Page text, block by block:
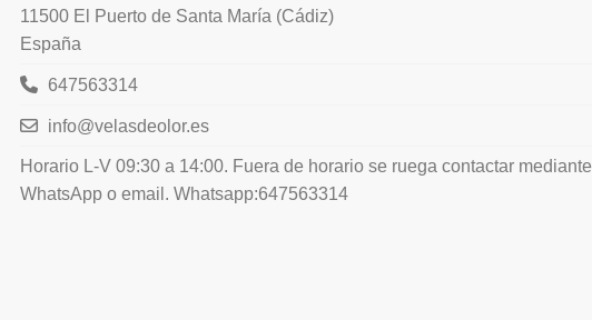
11500 El Puerto de Santa María (Cádiz)
España
647563314
info@velasdeolor.es
Horario L-V 09:30 a 14:00. Fuera de horario se ruega contactar mediante
WhatsApp o email. Whatsapp:647563314